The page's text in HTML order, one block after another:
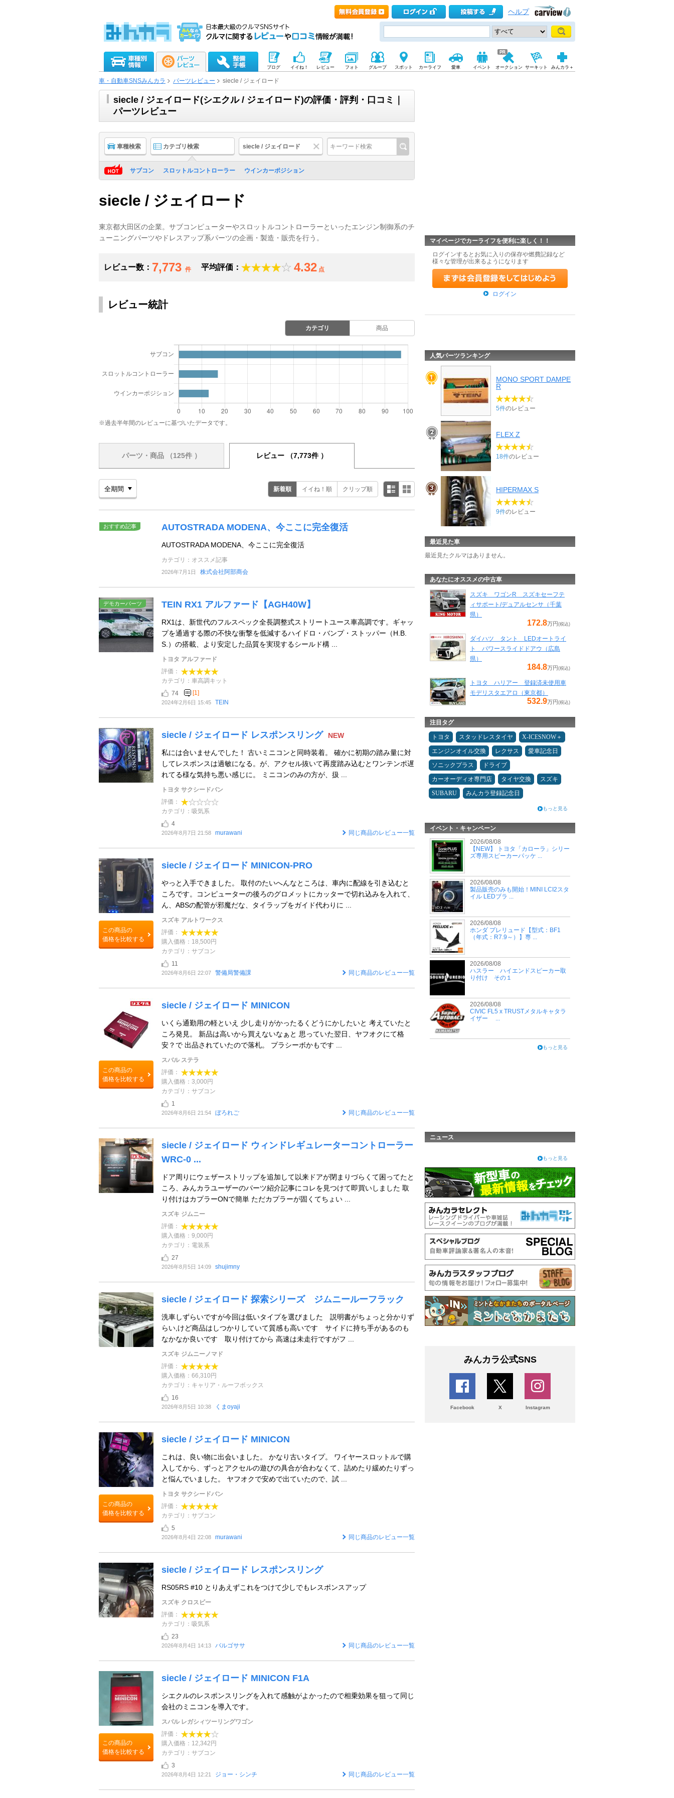
ヘルプ
ブログ イイね！ レビュー フォト グループ スポット カーライフ 愛車 イベント オークション サーキット みんカラ＋
車・自動車SNSみんカラ パーツレビュー siecle / ジェイロード
siecle / ジェイロード(シエクル / ジェイロード)の評価・評判・口コミ｜
パーツレビュー
車種検索 カテゴリ検索 siecle / ジェイロード
サブコン スロットルコントローラー ウインカーポジション
siecle / ジェイロード
東京都大田区の企業。サブコンピューターやスロットルコントローラーといったエンジン制御系のチ
ューニングパーツやドレスアップ系パーツの企画・製造・販売を行う。
レビュー数： 7,773 件 平均評価： 4.32 点
レビュー統計
カテゴリ 商品
※過去半年間のレビューに基づいたデータです。
パーツ・商品 （125件 ） レビュー （7,773件 ）
新着順 イイね！順 クリップ順
おすすめ記事 AUTOSTRADA MODENA、今ここに完全復活
AUTOSTRADA MODENA、今ここに完全復活
カテゴリ：オススメ記事
2026年7月1日 株式会社阿部商会
デモカーパーツ TEIN RX1 アルファード【AGH40W】
RX1は、新世代のフルスペック全長調整式ストリートユース車高調です。ギャッ
プを通過する際の不快な衝撃を低減するハイドロ・バンプ・ストッパー（H.B.
S.）の搭載、より安定した品質を実現するシールド構 ...
トヨタ アルファード
評価：
カテゴリ：車高調キット
74
[1]
2024年2月6日 15:45 TEIN
siecle / ジェイロード レスポンスリング NEW
私には合いませんでした！ 古いミニコンと同時装着。 確かに初期の踏み量に対
してレスポンスは過敏になる。が、アクセル抜いて再度踏み込むとワンテンポ遅
れてる様な気持ち悪い感じに。 ミニコンのみの方が、扱 ...
トヨタ サクシードバン
評価：
カテゴリ：吸気系
4
2026年8月7日 21:58 murawani 同じ商品のレビュー一覧
この商品の
価格を比較する
siecle / ジェイロード MINICON-PRO
やっと入手できました。 取付のたいへんなところは、車内に配線を引き込むと
ころです。コンピューターの後ろのグロメットにカッターで切れ込みを入れて、
ん、ABSの配管が邪魔だな、タイラップをガイド代わりに ...
スズキ アルトワークス
評価：
購入価格：18,500円
カテゴリ：サブコン
11
2026年8月6日 22:07 警備局警備課 同じ商品のレビュー一覧
この商品の
価格を比較する
siecle / ジェイロード MINICON
いくら通勤用の軽といえ 少し走りがかったるくどうにかしたいと 考えていたと
ころ発見。 新品は高いから買えないなぁと 思っていた翌日、ヤフオクにて格
安？で 出品されていたので落札。 プラシーボかもです ...
スバル ステラ
評価：
購入価格：3,000円
カテゴリ：サブコン
1
2026年8月6日 21:54 ぼろれご 同じ商品のレビュー一覧
siecle / ジェイロード ウィンドレギュレーターコントローラー
WRC-0 ...
ドア周りにウェザーストリップを追加して以来ドアが閉まりづらくて困ってたと
ころ、みんカラユーザーのパーツ紹介記事にコレを見つけて即買いしました 取
り付けはカプラーONで簡単 ただカプラーが固くてちょい ...
スズキ ジムニー
評価：
購入価格：9,000円
カテゴリ：電装系
27
2026年8月5日 14:09 shujimny
siecle / ジェイロード 探索シリーズ ジムニールーフラック
洗車しずらいですが今回は低いタイプを選びました 説明書がちょっと分かりず
らい,けど商品はしつかりしていて質感も高いです サイドに持ち手があるのも
なかなか良いです 取り付けてから 高速は未走行ですがフ ...
スズキ ジムニーノマド
評価：
購入価格：66,310円
カテゴリ：キャリア・ルーフボックス
16
2026年8月5日 10:38 くまoyaji
この商品の
価格を比較する
siecle / ジェイロード MINICON
これは、良い物に出会いました。 かなり古いタイプ。 ワイヤースロットルで購
入してから、ずっとアクセルの遊びの具合が合わなくて、詰めたり緩めたりずっ
と悩んでいました。 ヤフオクで安めで出ていたので、試 ...
トヨタ サクシードバン
評価：
カテゴリ：サブコン
5
2026年8月4日 22:08 murawani 同じ商品のレビュー一覧
siecle / ジェイロード レスポンスリング
RS05RS #10 とりあえずこれをつけて少しでもレスポンスアップ
スズキ クロスビー
評価：
カテゴリ：吸気系
23
2026年8月4日 14:13 バルゴササ 同じ商品のレビュー一覧
この商品の
価格を比較する
siecle / ジェイロード MINICON F1A
シエクルのレスポンスリングを入れて感触がよかったので相乗効果を狙って同じ
会社のミニコンを導入です。
スバル レガシィツーリングワゴン
評価：
購入価格：12,342円
カテゴリ：サブコン
3
2026年8月4日 12:21 ジョー・シンチ 同じ商品のレビュー一覧
マイページでカーライフを便利に楽しく！！
ログインするとお気に入りの保存や燃費記録など
様々な管理が出来るようになります
ログイン
人気パーツランキング
MONO SPORT DAMPE
R
5件のレビュー
FLEX Z
18件のレビュー
HIPERMAX S
9件のレビュー
最近見た車
最近見たクルマはありません。
あなたにオススメの中古車
スズキ ワゴンR スズキセーフテ
ィサポート/デュアルセンサ（千葉
県）
172.8万円(税込)
ダイハツ タント LEDオートライ
ト パワースライドドアウ（広島
県）
184.8万円(税込)
トヨタ ハリアー 登録済未使用車
モデリスタエアロ（東京都）
532.9万円(税込)
注目タグ
トヨタ スタッドレスタイヤ
X-ICESNOW＋
エンジンオイル交換
レクサス
愛車記念日
ソニックプラス
ドライブ
カーオーディオ専門店
タイヤ交換
スズキ
SUBARU
みんカラ登録記念日
もっと見る
イベント・キャンペーン
2026/08/08
【NEW】 トヨタ「カローラ」シリー
ズ専用スピーカーパッケ ...
2026/08/08
製品販売のみも開始！MINI LCI2スタ
イル LEDブラ ...
2026/08/08
ホンダ プレリュード【型式：BF1
（年式：R7.9～）】専 ...
2026/08/08
ハスラー ハイエンドスピーカー取
り付け その１
2026/08/08
CIVIC FL5 x TRUSTメタルキャタラ
イザー ...
もっと見る
ニュース
もっと見る
みんカラ公式SNS
Facebook X Instagram